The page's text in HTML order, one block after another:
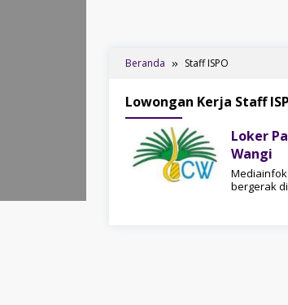
Beranda Staff ISPO
Lowongan Kerja Staff
Loker
Wangi
bergerak